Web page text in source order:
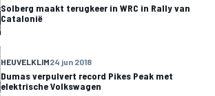
Solberg maakt terugkeer in WRC in Rally van
Catalonië
HEUVELKLIM24 jun 2018
Dumas verpulvert record Pikes Peak met
elektrische Volkswagen